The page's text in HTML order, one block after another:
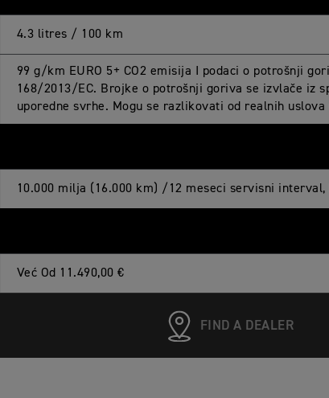
4.3 litres / 100 km
99 g/km EURO 5+ CO2 emisija I podaci o potrošnji
168/2013/EC. Brojke o potrošnji goriva se izvlače iz
uporedne svrhe. Mogu se razlikovati od realnih uslova
10.000 milja (16.000 km) /12 meseci servisni interval,
Već Od 11.490,00 €
FIND A DEALER